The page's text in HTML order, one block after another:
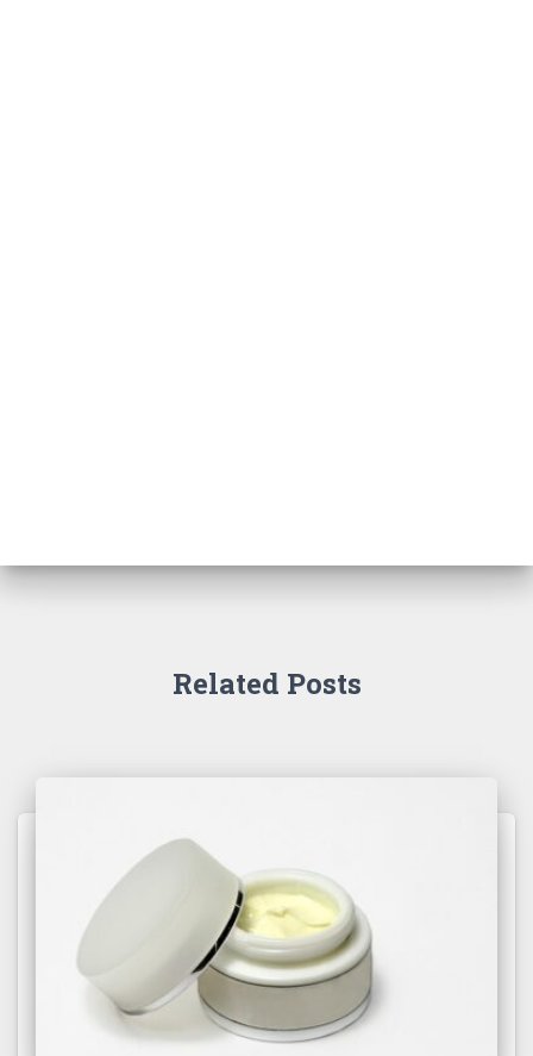
Related Posts